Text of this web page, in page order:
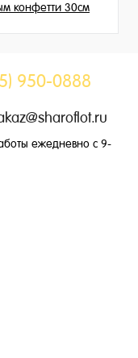
конфетти 30см
950-0888
ежедневно с 9-